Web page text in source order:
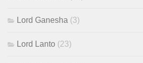
Lord Ganesha (3)
Lord Lanto (23)